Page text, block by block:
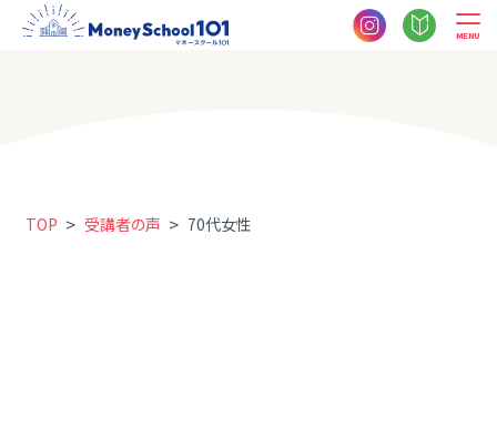
MENU
TOP > 受講者の声 > 70代女性